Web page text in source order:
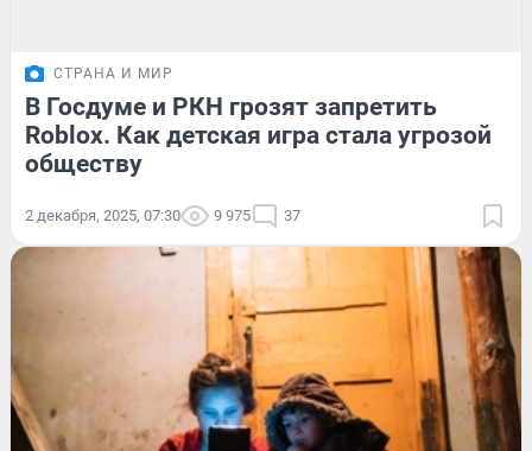
СТРАНА И МИР
В Госдуме и РКН грозят запретить
Roblox. Как детская игра стала угрозой
обществу
2 декабря, 2025, 07:30 9 975 37